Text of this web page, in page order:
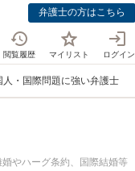
弁護士の方はこちら
閲覧履歴 マイリスト ログイン
人・国際問題に強い弁護士
やハーグ条約、国際結婚等